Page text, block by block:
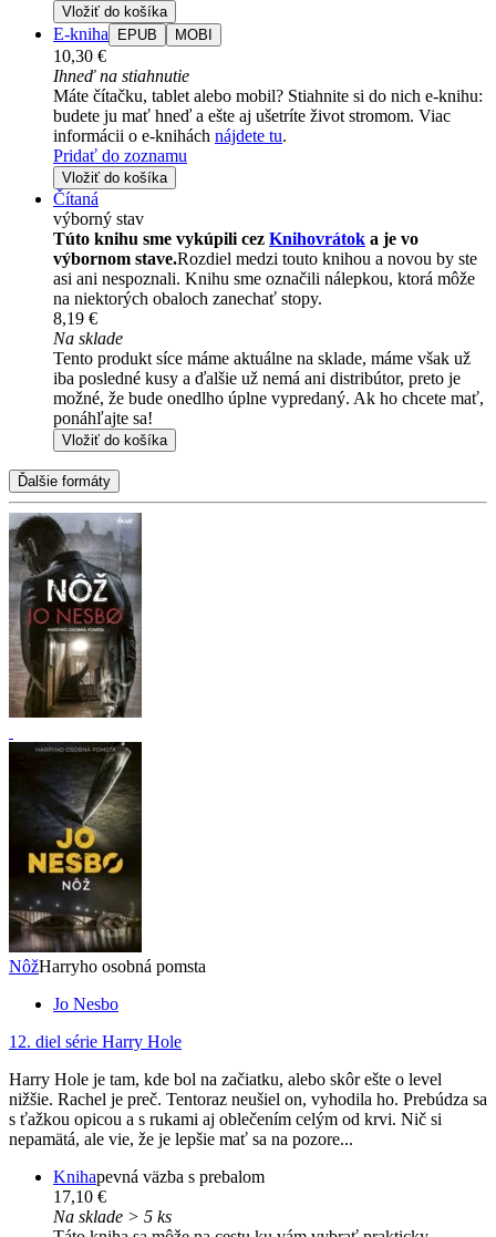
Vložiť do košíka
E-kniha EPUB MOBI
10,30 €
Ihneď na stiahnutie
Máte čítačku, tablet alebo mobil? Stiahnite si do nich e-knihu:
budete ju mať hneď a ešte aj ušetríte život stromom. Viac
informácii o e-knihách nájdete tu.
Pridať do zoznamu
Vložiť do košíka
Čítaná
výborný stav
Túto knihu sme vykúpili cez Knihovrátok a je vo
výbornom stave.Rozdiel medzi touto knihou a novou by ste
asi ani nespoznali. Knihu sme označili nálepkou, ktorá môže
na niektorých obaloch zanechať stopy.
8,19 €
Na sklade
Tento produkt síce máme aktuálne na sklade, máme však už
iba posledné kusy a ďalšie už nemá ani distribútor, preto je
možné, že bude onedlho úplne vypredaný. Ak ho chcete mať,
ponáhľajte sa!
Vložiť do košíka
Ďalšie formáty
NôžHarryho osobná pomsta
Jo Nesbo
12. diel série Harry Hole
Harry Hole je tam, kde bol na začiatku, alebo skôr ešte o level
nižšie. Rachel je preč. Tentoraz neušiel on, vyhodila ho. Prebúdza sa
s ťažkou opicou a s rukami aj oblečením celým od krvi. Nič si
nepamätá, ale vie, že je lepšie mať sa na pozore...
Knihapevná väzba s prebalom
17,10 €
Na sklade > 5 ks